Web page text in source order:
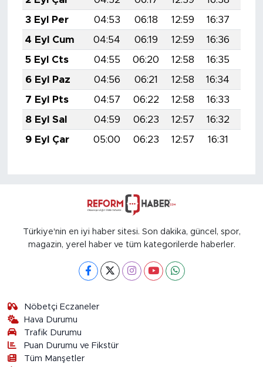
3 Eyl Per
04:53 06:18 12:59 16:37
4 Eyl Cum
04:54 06:19 12:59 16:36
5 Eyl Cts
04:55 06:20 12:58 16:35
6 Eyl Paz
04:56 06:21 12:58 16:34
7 Eyl Pts
04:57 06:22 12:58 16:33
8 Eyl Sal
04:59 06:23 12:57 16:32
9 Eyl Çar
05:00 06:23 12:57 16:31
Türkiye'nin en iyi haber sitesi. Son dakika, güncel, spor,
magazin, yerel haber ve tüm kategorilerde haberler.
Nöbetçi Eczaneler
Hava Durumu
Trafik Durumu
Puan Durumu ve Fikstür
Tüm Manşetler